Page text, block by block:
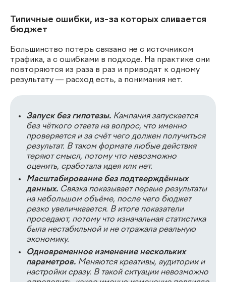
Типичные ошибки, из-за которых сливается
бюджет
Большинство потерь связано не с источником
трафика, а с ошибками в подходе. На практике они
повторяются из раза в раз и приводят к одному
результату — расход есть, а понимания нет.
Запуск без гипотезы. Кампания запускается
без чёткого ответа на вопрос, что именно
проверяется и за счёт чего должен получиться
результат. В таком формате любые действия
теряют смысл, потому что невозможно
оценить, сработала идея или нет.
Масштабирование без подтверждённых
данных. Связка показывает первые результаты
на небольшом объёме, после чего бюджет
резко увеличивается. В итоге показатели
проседают, потому что изначальная статистика
была нестабильной и не отражала реальную
экономику.
Одновременное изменение нескольких
параметров. Меняются креативы, аудитории и
настройки сразу. В такой ситуации невозможно